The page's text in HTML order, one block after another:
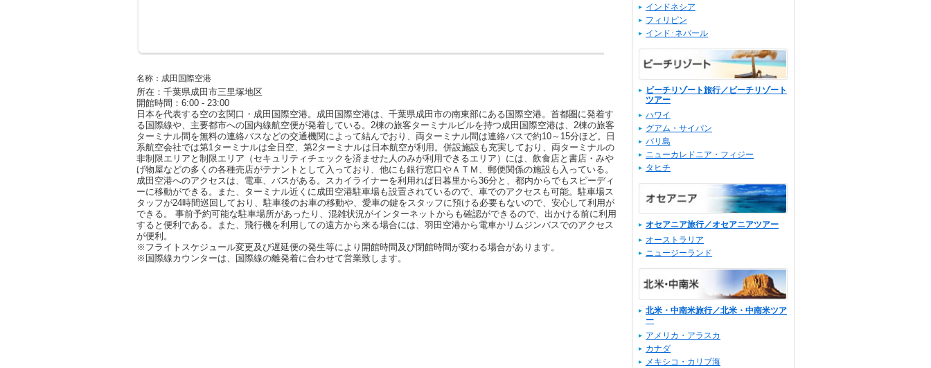
名称：成田国際空港
所在：千葉県成田市三里塚地区
開館時間：6:00 - 23:00
日本を代表する空の玄関口・成田国際空港。成田国際空港は、千葉県成田市の南東部にある国際空港。首都圏に発着す
る国際線や、主要都市への国内線航空便が発着している。2棟の旅客ターミナルビルを持つ成田国際空港は、2棟の旅客
ターミナル間を無料の連絡バスなどの交通機関によって結んでおり、両ターミナル間は連絡バスで約10～15分ほど。日
系航空会社では第1ターミナルは全日空、第2ターミナルは日本航空が利用。併設施設も充実しており、両ターミナルの
非制限エリアと制限エリア（セキュリティチェックを済ませた人のみが利用できるエリア）には、飲食店と書店・みや
げ物屋などの多くの各種売店がテナントとして入っており、他にも銀行窓口やＡＴＭ、郵便関係の施設も入っている。
成田空港へのアクセスは、電車、バスがある。スカイライナーを利用れば日暮里から36分と、都内からでもスピーディ
ーに移動ができる。また、ターミナル近くに成田空港駐車場も設置されているので、車でのアクセスも可能。駐車場ス
タッフが24時間巡回しており、駐車後のお車の移動や、愛車の鍵をスタッフに預ける必要もないので、安心して利用が
できる。 事前予約可能な駐車場所があったり、混雑状況がインターネットからも確認ができるので、出かける前に利用
すると便利である。また、飛行機を利用しての遠方から来る場合には、羽田空港から電車かリムジンバスでのアクセス
が便利。
※フライトスケジュール変更及び遅延便の発生等により開館時間及び閉館時間が変わる場合があります。
※国際線カウンターは、国際線の離発着に合わせて営業致します。
インドネシア
フィリピン
インド･ネパール
ビーチリゾート旅行／ビーチリゾート
ツアー
ハワイ
グアム・サイパン
バリ島
ニューカレドニア・フィジー
タヒチ
オセアニア旅行／オセアニアツアー
オーストラリア
ニュージーランド
北米・中南米旅行／北米・中南米ツア
ー
アメリカ・アラスカ
カナダ
メキシコ・カリブ海